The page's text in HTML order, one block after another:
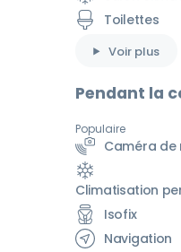
Toilettes
Voir plus
Pendant la
Populaire
Caméra de
Climatisation
Isofix
Navigation